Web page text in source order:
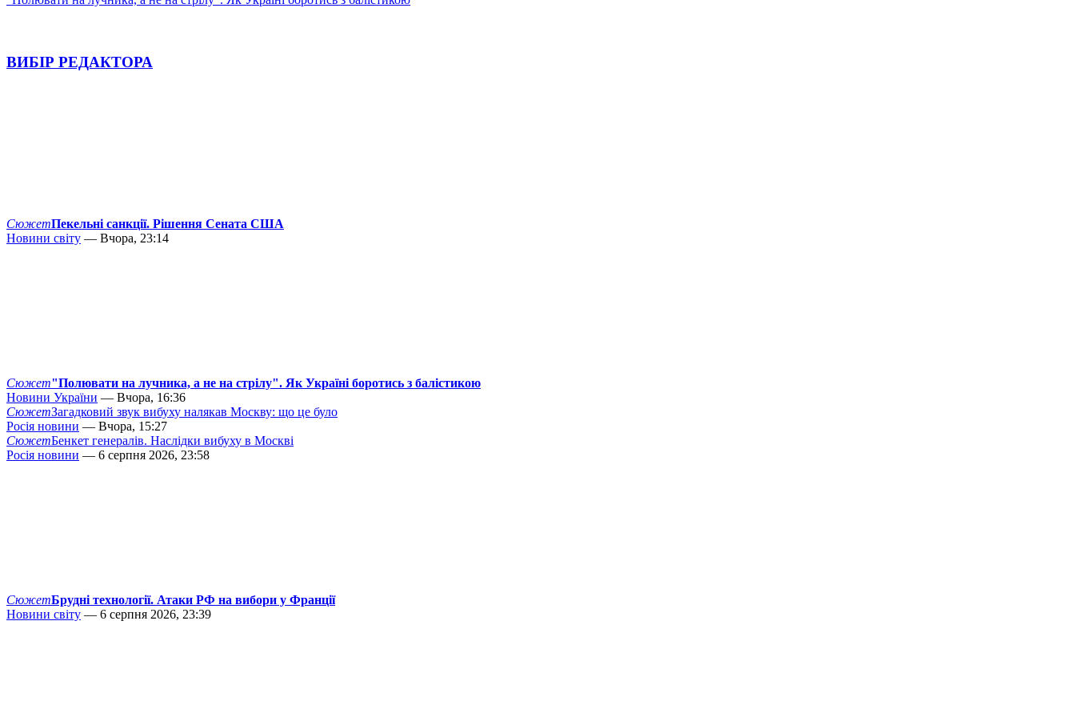
ВИБІР РЕДАКТОРА
СюжетПекельні санкції. Рішення Сената США
Новини світу — Вчора, 23:14
Сюжет"Полювати на лучника, а не на стрілу". Як Україні боротись з балістикою
Новини України — Вчора, 16:36
СюжетЗагадковий звук вибуху налякав Москву: що це було
Росія новини — Вчора, 15:27
СюжетБенкет генералів. Наслідки вибуху в Москві
Росія новини — 6 серпня 2026, 23:58
СюжетБрудні технології. Атаки РФ на вибори у Франції
Новини світу — 6 серпня 2026, 23:39